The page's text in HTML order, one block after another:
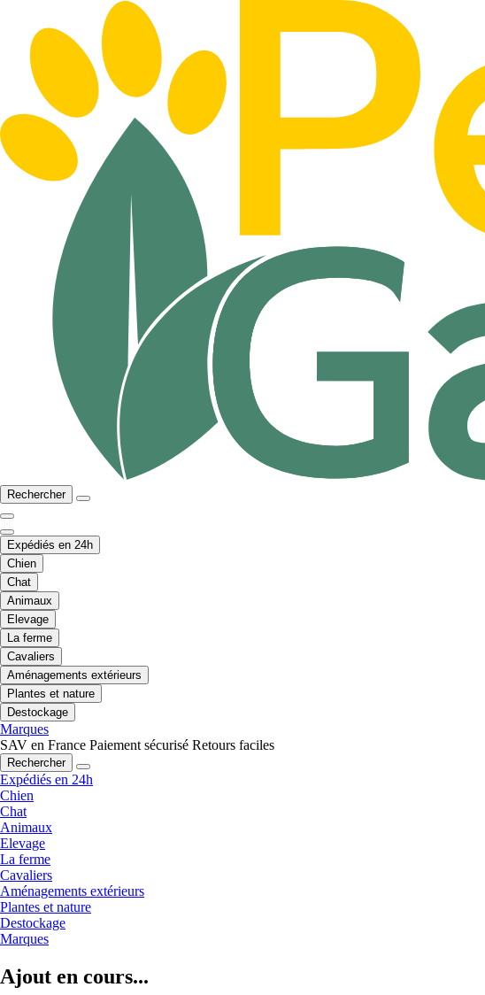
Rechercher
Expédiés en 24h
Chien
Chat
Animaux
Elevage
La ferme
Cavaliers
Aménagements extérieurs
Plantes et nature
Destockage
Marques
SAV en France Paiement sécurisé Retours faciles
Rechercher
Expédiés en 24h
Chien
Chat
Animaux
Elevage
La ferme
Cavaliers
Aménagements extérieurs
Plantes et nature
Destockage
Marques
Ajout en cours...